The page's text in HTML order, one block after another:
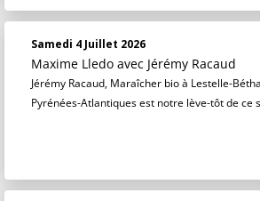
Samedi 4 Juillet 2026
Maxime Lledo avec Jérémy Racaud
Jérémy Racaud, Maraîcher bio à Lestelle-
Pyrénées-Atlantiques est notre lève-tôt de ce